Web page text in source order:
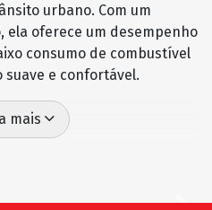
urbano. Com um
ela oferece um desempenho
consumo de combustível
suave e confortável.
mais